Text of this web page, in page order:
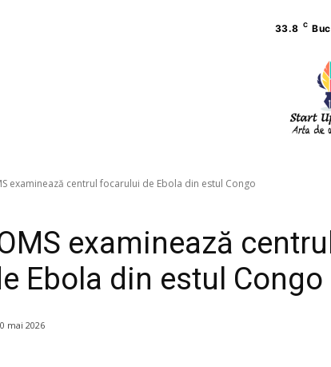
33.8 C
examinează centrul focarului de Ebola din estul Congo
examinează centrul
Ebola din estul Congo
mai 2026